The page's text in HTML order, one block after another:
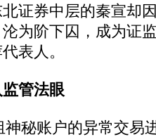
证券中层的秦宣却
为阶下囚，成为证
表人。
管法眼
秘账户的异常交易